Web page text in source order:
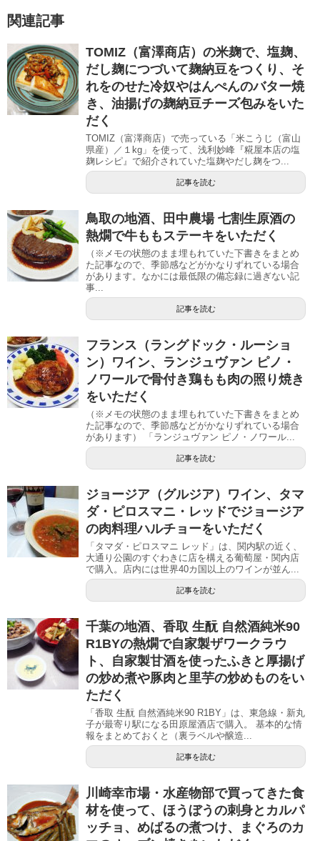
関連記事
TOMIZ（富澤商店）の米麹で、塩麹、
だし麹につづいて麹納豆をつくり、そ
れをのせた冷奴やはんぺんのバター焼
き、油揚げの麹納豆チーズ包みをいた
だく
TOMIZ（富澤商店）で売っている「米こうじ（富山
県産）／１kg」を使って、浅利妙峰『糀屋本店の塩
麹レシピ』で紹介されていた塩麹やだし麹をつ...
記事を読む
鳥取の地酒、田中農場 七割生原酒の
熱燗で牛ももステーキをいただく
（※メモの状態のまま埋もれていた下書きをまとめ
た記事なので、季節感などがかなりずれている場合
があります。なかには最低限の備忘録に過ぎない記
事...
記事を読む
フランス（ラングドック・ルーショ
ン）ワイン、ランジュヴァン ピノ・
ノワールで骨付き鶏もも肉の照り焼き
をいただく
（※メモの状態のまま埋もれていた下書きをまとめ
た記事なので、季節感などがかなりずれている場合
があります） 「ランジュヴァン ピノ・ノワール...
記事を読む
ジョージア（グルジア）ワイン、タマ
ダ・ピロスマニ・レッドでジョージア
の肉料理ハルチョーをいただく
「タマダ・ピロスマニ レッド」は、関内駅の近く、
大通り公園のすぐわきに店を構える葡萄屋・関内店
で購入。店内には世界40カ国以上のワインが並ん...
記事を読む
千葉の地酒、香取 生酛 自然酒純米90
R1BYの熱燗で自家製ザワークラウ
ト、自家製甘酒を使ったふきと厚揚げ
の炒め煮や豚肉と里芋の炒めものをい
ただく
「香取 生酛 自然酒純米90 R1BY」は、東急線・新丸
子が最寄り駅になる田原屋酒店で購入。 基本的な情
報をまとめておくと（裏ラベルや醸造...
記事を読む
川崎幸市場・水産物部で買ってきた食
材を使って、ほうぼうの刺身とカルパ
ッチョ、めばるの煮つけ、まぐろのカ